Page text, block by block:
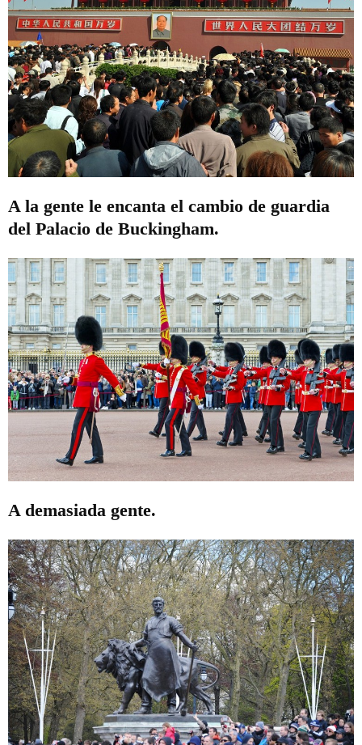
A la gente le encanta el cambio de guardia
del Palacio de Buckingham.
A demasiada gente.